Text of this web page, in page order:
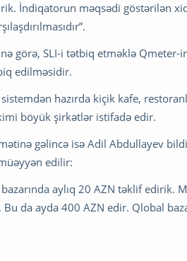
İndiqatorun məqsədi göstərilən
görə, SLI-i tətbiq etməklə
edilməsidir.
hazırda kiçik kafe,
böyük şirkətlər istifadə edir.
gəlincə isə Adil Abdullayev
edilir:
aylıq 20 AZN təklif edirik.
Bu da ayda 400 AZN edir. Qlobal